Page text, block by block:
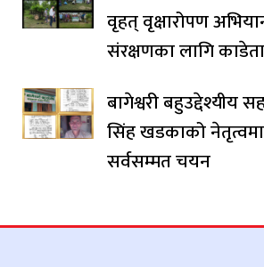
वृहत् वृक्षारोपण
संरक्षणका लागि
बागेश्वरी बहुउद्देश्यीय
सिंह खडकाको
सर्वसम्मत चयन